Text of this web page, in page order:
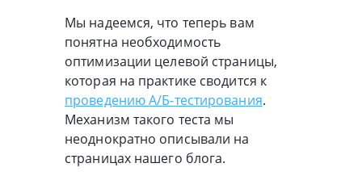
Мы надеемся, что теперь вам
понятна необходимость
оптимизации целевой страницы,
которая на практике сводится к
проведению А/Б-тестирования.
Механизм такого теста мы
неоднократно описывали на
страницах нашего блога.